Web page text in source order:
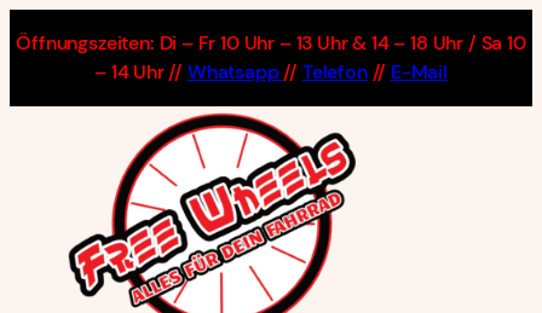
Inhalt
Öffnungszeiten: Di – Fr 10 Uhr – 13 Uhr & 14 – 18 Uhr / Sa 10
– 14 Uhr // Whatsapp// Telefon// E-Mail